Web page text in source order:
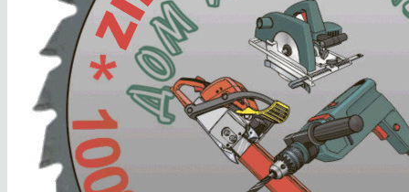
info@zipinstrument.ru